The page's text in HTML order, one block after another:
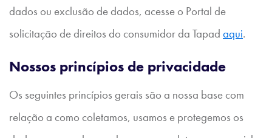
dados ou exclusão de dados, acesse o Portal de
solicitação de direitos do consumidor da Tapad aqui.
Nossos princípios de privacidade
Os seguintes princípios gerais são a nossa base com
relação a como coletamos, usamos e protegemos os